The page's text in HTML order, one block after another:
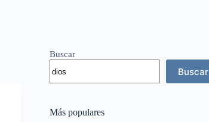
Buscar
Buscar
Más populares